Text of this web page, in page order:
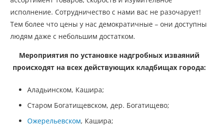
исполнение. Сотрудничество с нами вас не разочарует!
Тем более что цены у нас демократичные – они доступны
людям даже с небольшим достатком.
Мероприятия по установке надгробных изваяний
происходят на всех действующих кладбищах города:
Аладьинском, Кашира;
Старом Богатищевском, дер. Богатищево;
Ожерельевском, Кашира;